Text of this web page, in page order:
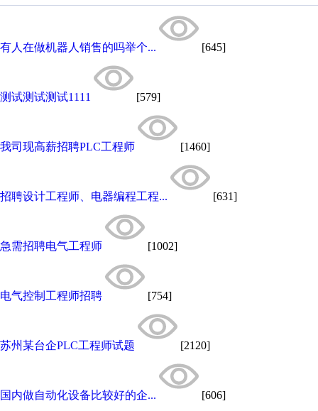
有人在做机器人销售的吗举个... [645]
测试测试测试1111 [579]
我司现高薪招聘PLC工程师 [1460]
招聘设计工程师、电器编程工程... [631]
急需招聘电气工程师 [1002]
电气控制工程师招聘 [754]
苏州某台企PLC工程师试题 [2120]
国内做自动化设备比较好的企... [606]